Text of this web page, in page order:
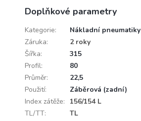
Doplňkové parametry
Kategorie:
Nákladní pneumatiky
Záruka:
2 roky
Šířka:
315
Profil:
80
Průměr:
22,5
Použití:
Záběrová (zadní)
Index zátěže:
156/154 L
TL/TT: TL